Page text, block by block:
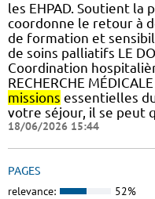
les EHPAD. Soutient la
coordonne le retour à
de formation et
de soins palliatifs LE
Coordination
RECHERCHE
missions essentielles
votre séjour, il se peut
18/06/2026 15:44
PAGES
relevance: 52%